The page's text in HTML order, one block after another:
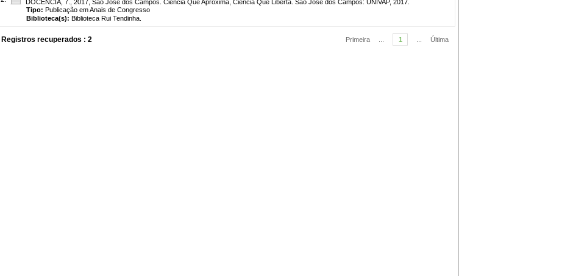
DOCÊNCIA, 7., 2017, São José dos Campos. Ciência Que Aproxima, Ciência Que Liberta. São José dos Campos: UNIVAP, 2017.
Tipo: Publicação em Anais de Congresso
Biblioteca(s): Biblioteca Rui Tendinha.
Registros recuperados : 2 Primeira 1 Última